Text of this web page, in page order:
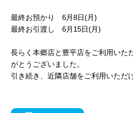
最終お預かり 6月8日(月)
最終お引渡し 6月15日(月)
長らく本郷店と豊平店をご利用いた
がとうございました。
引き続き、近隣店舗をご利用いただ